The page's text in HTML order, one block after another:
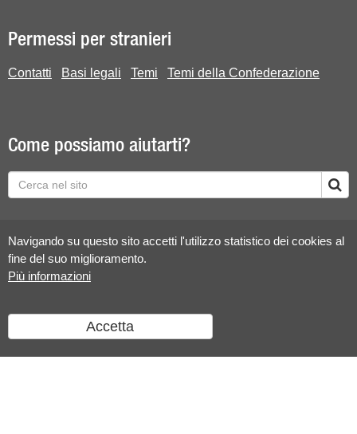
Navigando su questo sito accetti l'utilizzo statistico dei cookies al
fine del suo miglioramento.
Più informazioni
Accetta
Permessi per stranieri
Contatti Basi legali Temi Temi della Confederazione
Come possiamo aiutarti?
Contatta l'Amministrazione cantonale